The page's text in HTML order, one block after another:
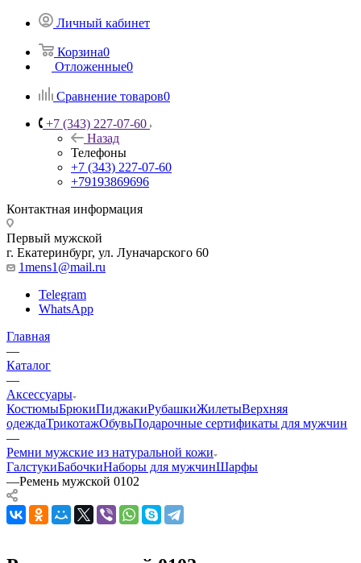
Личный кабинет
Корзина0
Отложенные0
Сравнение товаров0
+7 (343) 227-07-60
Назад
Телефоны
+7 (343) 227-07-60
+79193869696
Контактная информация
Первый мужской
г. Екатеринбург, ул. Луначарского 60
1mens1@mail.ru
Telegram
WhatsApp
Главная
—
Каталог
—
Аксессуары
КостюмыБрюкиПиджакиРубашкиЖилетыВерхняя
одеждаТрикотажОбувьПодарочные сертификаты для мужчин
—
Ремни мужские из натуральной кожи
ГалстукиБабочкиНаборы для мужчинШарфы
—Ремень мужской 0102